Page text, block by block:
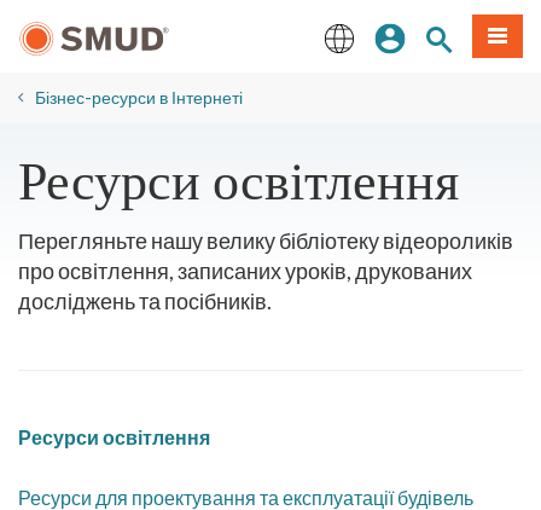
до
змісту
Увійдіть
Пошук по
Меню
Бізнес-ресурси в Інтернеті
Ресурси освітлення
Перегляньте нашу велику бібліотеку відеороликів
про освітлення, записаних уроків, друкованих
досліджень та посібників.
Ресурси освітлення
Ресурси для проектування та експлуатації будівель